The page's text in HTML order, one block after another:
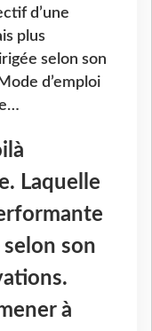
d’une
plus
selon son
d’emploi
Laquelle
son
à